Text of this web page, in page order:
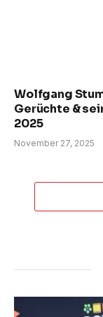
Wolfgang
Gerüchte &
2025
November 27, 2025